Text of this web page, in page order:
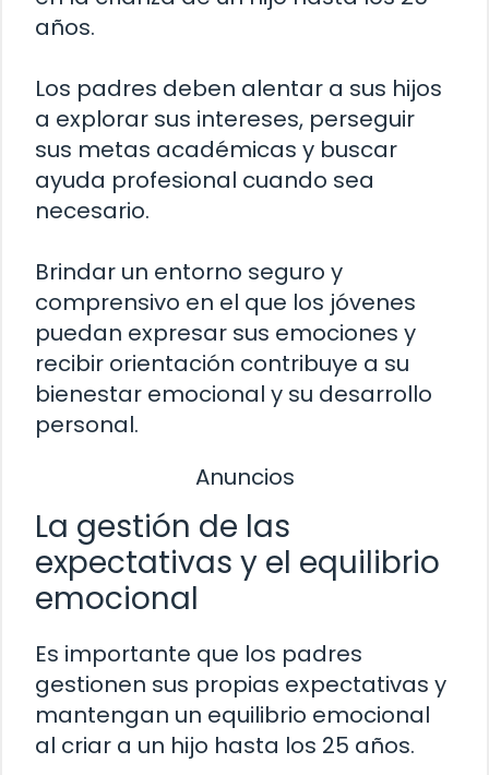
años.
Los padres deben alentar a sus hijos
a explorar sus intereses, perseguir
sus metas académicas y buscar
ayuda profesional cuando sea
necesario.
Brindar un entorno seguro y
comprensivo en el que los jóvenes
puedan expresar sus emociones y
recibir orientación contribuye a su
bienestar emocional y su desarrollo
personal.
Anuncios
La gestión de las
expectativas y el equilibrio
emocional
Es importante que los padres
gestionen sus propias expectativas y
mantengan un equilibrio emocional
al criar a un hijo hasta los 25 años.